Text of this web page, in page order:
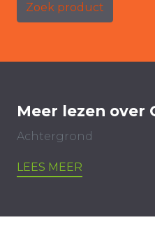
Zoek product
Meer lezen over
Achtergrond
LEES MEER